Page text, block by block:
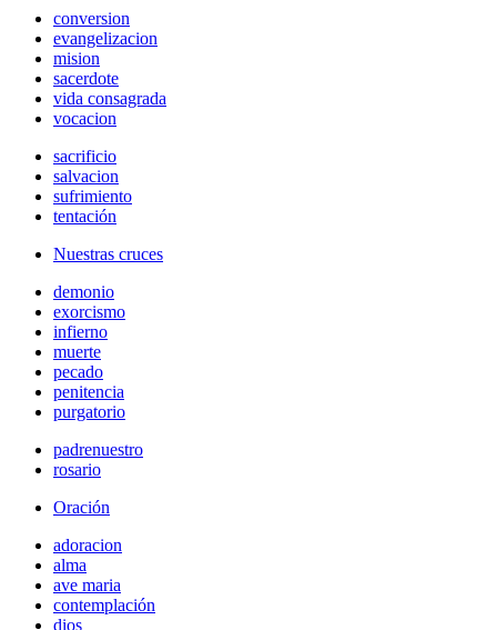
conversion
evangelizacion
mision
sacerdote
vida consagrada
vocacion
sacrificio
salvacion
sufrimiento
tentación
Nuestras cruces
demonio
exorcismo
infierno
muerte
pecado
penitencia
purgatorio
padrenuestro
rosario
Oración
adoracion
alma
ave maria
contemplación
dios